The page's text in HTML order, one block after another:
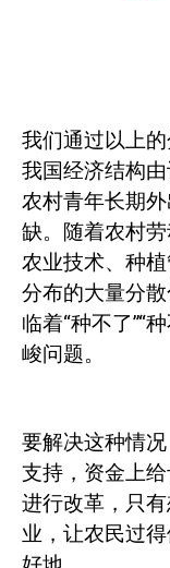
我们通过以上
我国经济结构
农村青年长期
缺。随着农村
农业技术、种
分布的大量分
临着“种不了”“
峻问题。
要解决这种情
支持，资金上
进行改革，只
业，让农民过